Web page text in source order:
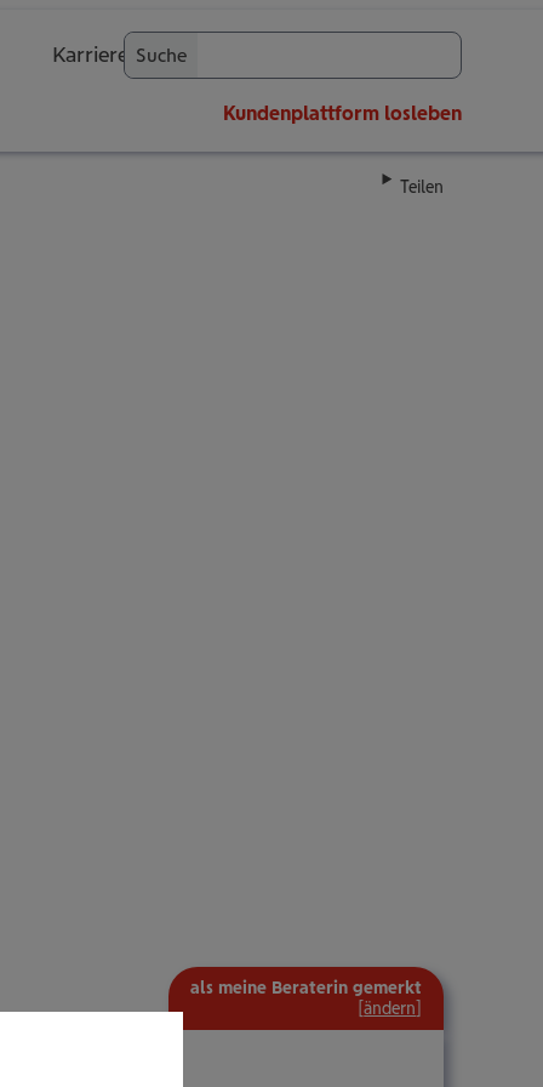
Karriere Suche
Kundenplattform losleben
Teilen
als meine Beraterin gemerkt
[ändern